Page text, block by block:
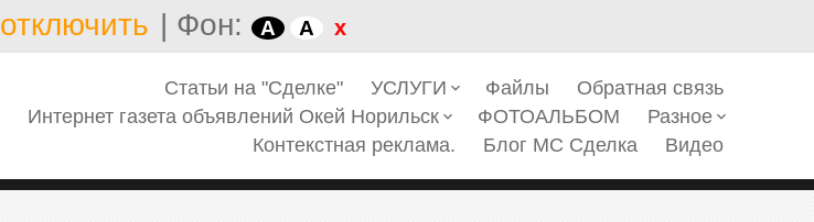
отключить | Фон: A A x
Статьи на "Сделке" УСЛУГИ keyboard_arrow_down Файлы
Обратная связь
Интернет газета объявлений Окей Норильск keyboard_arrow_down ФОТОАЛЬБОМ Разное keyboard_arrow_down
Контекстная реклама. Блог МС Сделка Видео